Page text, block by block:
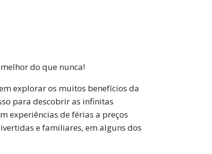
do que nunca!
explorar os muitos benefícios da
para descobrir as infinitas
experiências de férias a preços
e familiares, em alguns dos